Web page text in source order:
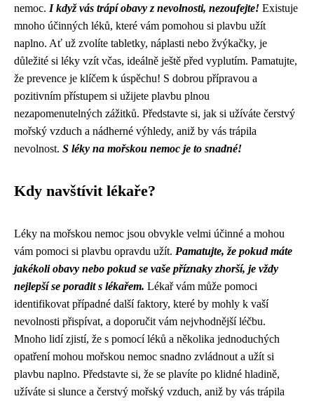
nemoc. I když vás trápí obavy z nevolnosti, nezoufejte! Existuje
mnoho účinných léků, které vám pomohou si plavbu užít
naplno. Ať už zvolíte tabletky, náplasti nebo žvýkačky, je
důležité si léky vzít včas, ideálně ještě před vyplutím. Pamatujte,
že prevence je klíčem k úspěchu! S dobrou přípravou a
pozitivním přístupem si užijete plavbu plnou
nezapomenutelných zážitků. Představte si, jak si užíváte čerstvý
mořský vzduch a nádherné výhledy, aniž by vás trápila
nevolnost. S léky na mořskou nemoc je to snadné!
Kdy navštívit lékaře?
Léky na mořskou nemoc jsou obvykle velmi účinné a mohou
vám pomoci si plavbu opravdu užít. Pamatujte, že pokud máte
jakékoli obavy nebo pokud se vaše příznaky zhorší, je vždy
nejlepší se poradit s lékařem. Lékař vám může pomoci
identifikovat případné další faktory, které by mohly k vaší
nevolnosti přispívat, a doporučit vám nejvhodnější léčbu.
Mnoho lidí zjistí, že s pomocí léků a několika jednoduchých
opatření mohou mořskou nemoc snadno zvládnout a užít si
plavbu naplno. Představte si, že se plavíte po klidné hladině,
užíváte si slunce a čerstvý mořský vzduch, aniž by vás trápila